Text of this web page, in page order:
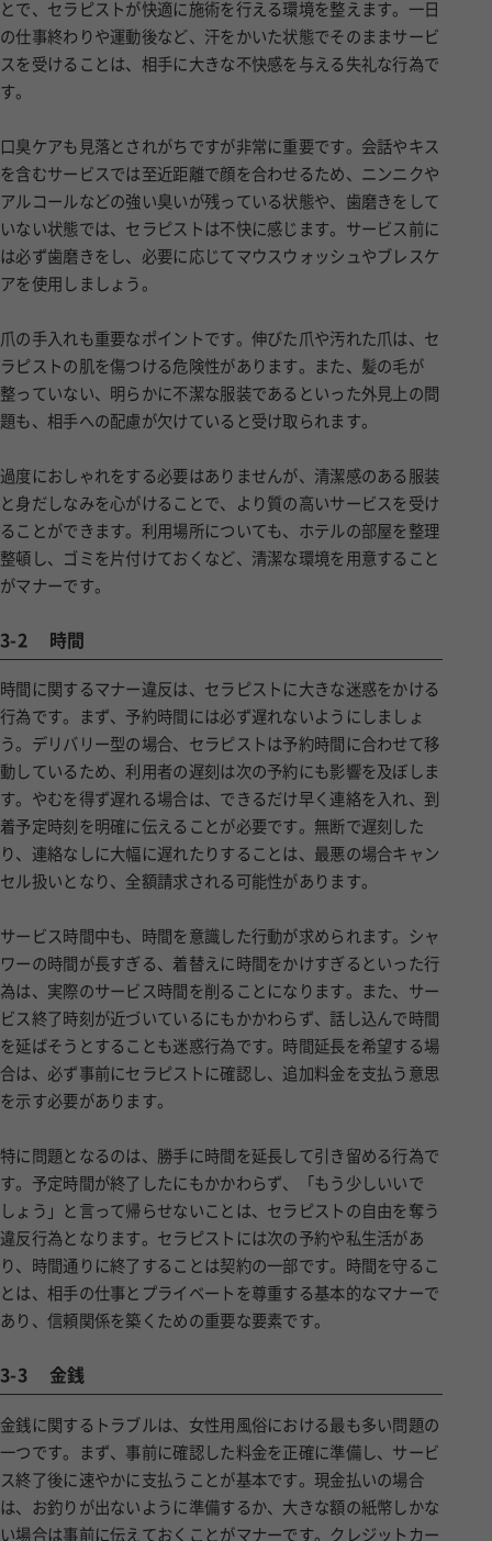
とで、セラピストが快適に施術を行える環境を整えます。一日
の仕事終わりや運動後など、汗をかいた状態でそのままサービ
スを受けることは、相手に大きな不快感を与える失礼な行為で
す。
口臭ケアも見落とされがちですが非常に重要です。会話やキス
を含むサービスでは至近距離で顔を合わせるため、ニンニクや
アルコールなどの強い臭いが残っている状態や、歯磨きをして
いない状態では、セラピストは不快に感じます。サービス前に
は必ず歯磨きをし、必要に応じてマウスウォッシュやブレスケ
アを使用しましょう。
爪の手入れも重要なポイントです。伸びた爪や汚れた爪は、セ
ラピストの肌を傷つける危険性があります。また、髪の毛が
整っていない、明らかに不潔な服装であるといった外見上の問
題も、相手への配慮が欠けていると受け取られます。
過度におしゃれをする必要はありませんが、清潔感のある服装
と身だしなみを心がけることで、より質の高いサービスを受け
ることができます。利用場所についても、ホテルの部屋を整理
整頓し、ゴミを片付けておくなど、清潔な環境を用意すること
がマナーです。
3-2 時間
時間に関するマナー違反は、セラピストに大きな迷惑をかける
行為です。まず、予約時間には必ず遅れないようにしましょ
う。デリバリー型の場合、セラピストは予約時間に合わせて移
動しているため、利用者の遅刻は次の予約にも影響を及ぼしま
す。やむを得ず遅れる場合は、できるだけ早く連絡を入れ、到
着予定時刻を明確に伝えることが必要です。無断で遅刻した
り、連絡なしに大幅に遅れたりすることは、最悪の場合キャン
セル扱いとなり、全額請求される可能性があります。
サービス時間中も、時間を意識した行動が求められます。シャ
ワーの時間が長すぎる、着替えに時間をかけすぎるといった行
為は、実際のサービス時間を削ることになります。また、サー
ビス終了時刻が近づいているにもかかわらず、話し込んで時間
を延ばそうとすることも迷惑行為です。時間延長を希望する場
合は、必ず事前にセラピストに確認し、追加料金を支払う意思
を示す必要があります。
特に問題となるのは、勝手に時間を延長して引き留める行為で
す。予定時間が終了したにもかかわらず、「もう少しいいで
しょう」と言って帰らせないことは、セラピストの自由を奪う
違反行為となります。セラピストには次の予約や私生活があ
り、時間通りに終了することは契約の一部です。時間を守るこ
とは、相手の仕事とプライベートを尊重する基本的なマナーで
あり、信頼関係を築くための重要な要素です。
3-3 金銭
金銭に関するトラブルは、女性用風俗における最も多い問題の
一つです。まず、事前に確認した料金を正確に準備し、サービ
ス終了後に速やかに支払うことが基本です。現金払いの場合
は、お釣りが出ないように準備するか、大きな額の紙幣しかな
い場合は事前に伝えておくことがマナーです。クレジットカー